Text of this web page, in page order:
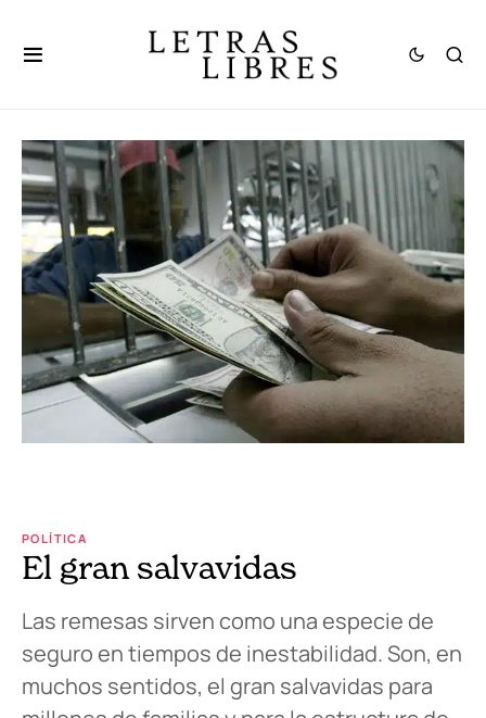
POLÍTICA
El gran salvavidas
Las remesas sirven como una especie de
seguro en tiempos de inestabilidad. Son, en
muchos sentidos, el gran salvavidas para